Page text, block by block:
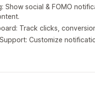
Show social & FOMO
Track clicks,
Customize